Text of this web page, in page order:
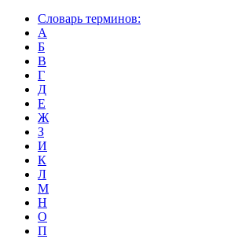
Словарь терминов:
А
Б
В
Г
Д
Е
Ж
З
И
К
Л
М
Н
О
П